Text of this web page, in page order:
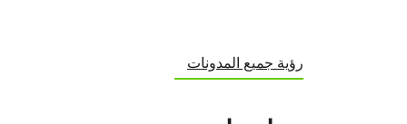
رؤية جميع المدونات